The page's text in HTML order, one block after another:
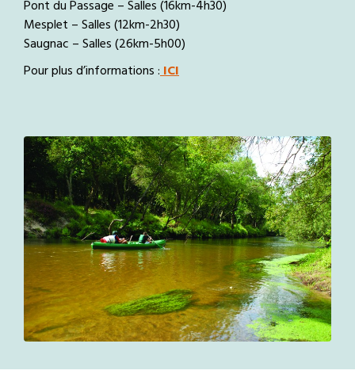
Pont du Passage – Salles (16km-4h30)
Mesplet – Salles (12km-2h30)
Saugnac – Salles (26km-5h00)
Pour plus d’informations :ICI